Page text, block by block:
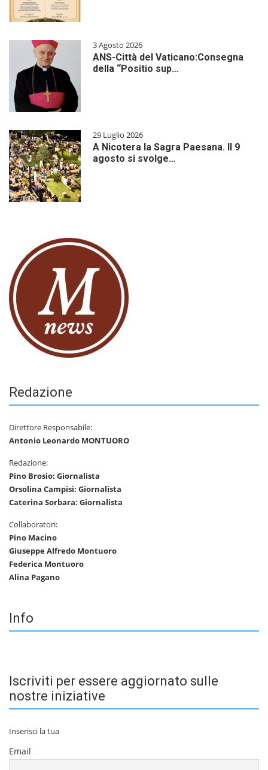
3 Agosto 2026
ANS-Città del Vaticano:Consegna
della “Positio sup…
29 Luglio 2026
A Nicotera la Sagra Paesana. Il 9
agosto si svolge…
Redazione
Direttore Responsabile:
Antonio Leonardo MONTUORO
Redazione:
Pino Brosio: Giornalista
Orsolina Campisi: Giornalista
Caterina Sorbara: Giornalista
Collaboratori:
Pino Macino
Giuseppe Alfredo Montuoro
Federica Montuoro
Alina Pagano
Info
Iscriviti per essere aggiornato sulle
nostre iniziative
Inserisci la tua
Email